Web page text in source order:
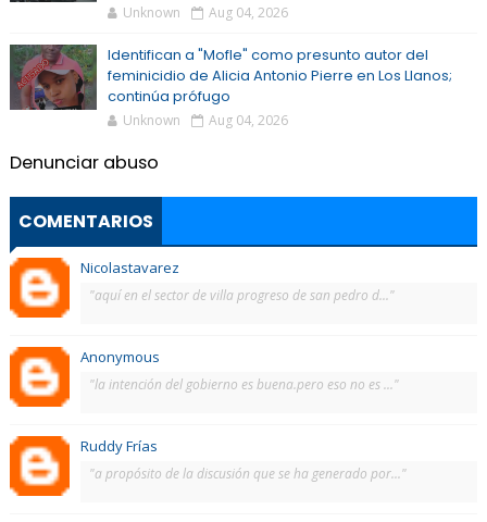
Unknown Aug 04, 2026
Identifican a "Mofle" como presunto autor del
feminicidio de Alicia Antonio Pierre en Los Llanos;
continúa prófugo
Unknown Aug 04, 2026
Denunciar abuso
COMENTARIOS
Nicolastavarez
"aquí en el sector de villa progreso de san pedro d..."
Anonymous
"la intención del gobierno es buena.pero eso no es ..."
Ruddy Frías
"a propósito de la discusión que se ha generado por..."